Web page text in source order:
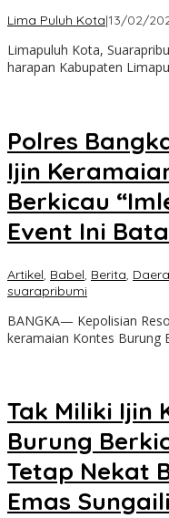
Lima Puluh Kota|13/02/
Limapuluh Kota,
harapan Kabupaten
Polres
Ijin
Berkicau
Event Ini
Artikel Babel Berita
suarapribumi
BANGKA— Kepolisian
keramaian Kontes Burung
Tak Miliki Ijin
Burung
Tetap Nekat
Emas